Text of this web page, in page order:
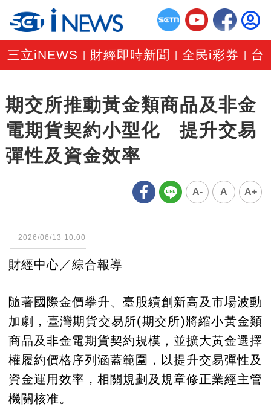
三立iNEWS 財經即時新聞 |全民i彩券 台
期交所推動黃金類商品及非金
電期貨契約小型化 提升交易
彈性及資金效率
A- A A+
2026/06/13 10:00
財經中心／綜合報導
隨著國際金價攀升、臺股續創新高及市場波動
加劇，臺灣期貨交易所(期交所)將縮小黃金類
商品及非金電期貨契約規模，並擴大黃金選擇
權履約價格序列涵蓋範圍，以提升交易彈性及
資金運用效率，相關規劃及規章修正業經主管
機關核准。